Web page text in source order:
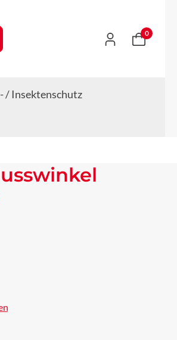
0
/ Insektenschutz